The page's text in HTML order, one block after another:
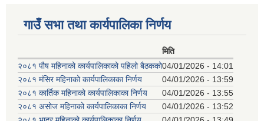
गाउँ सभा तथा कार्यपालिका निर्णय
मिति
२०८१ पौष महिनाको कार्यपालिकाको पहिलो बैठकको04/01/2026 - 14:01
२०८१ मंसिर महिनाको कार्यपालिकाका निर्णय
04/01/2026 - 13:59
२०८१ कार्तिक महिनाको कार्यपालिकाका निर्णय
04/01/2026 - 13:55
२०८१ असोज महिनाको कार्यपालिकाका निर्णय
04/01/2026 - 13:52